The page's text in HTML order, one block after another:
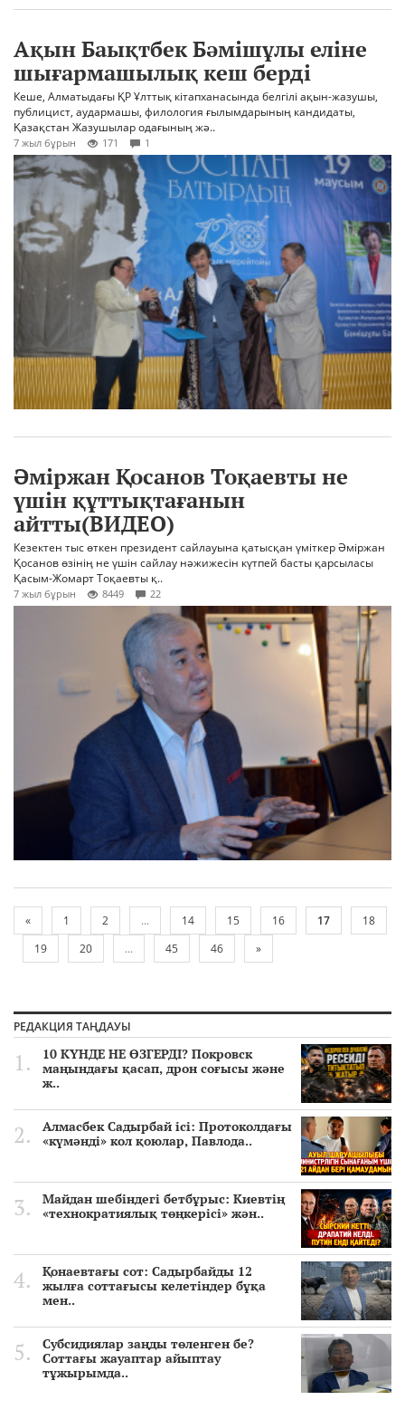
Ақын Баықтбек Бәмішұлы еліне
шығармашылық кеш берді
Кеше, Алматыдағы ҚР Ұлттық кітапханасында белгілі ақын-жазушы,
публицист, аудармашы, филология ғылымдарының кандидаты,
Қазақстан Жазушылар одағының жә..
7 жыл бұрын 171 1
Әміржан Қосанов Тоқаевты не
үшін құттықтағанын
айтты(ВИДЕО)
Кезектен тыс өткен президент сайлауына қатысқан үміткер Әміржан
Қосанов өзінің не үшін сайлау нәжижесін күтпей басты қарсыласы
Қасым-Жомарт Тоқаевты қ..
7 жыл бұрын 8449 22
« 1 2 ... 14 15 16 17
18
19
20 ... 45 46 »
РЕДАКЦИЯ ТАҢДАУЫ
10 КҮНДЕ НЕ ӨЗГЕРДІ? Покровск
маңындағы қасап, дрон соғысы және
ж..
Алмасбек Садырбай ісі: Протоколдағы
«күмәнді» кол қоюлар, Павлода..
Майдан шебіндегі бетбұрыс: Киевтің
«технократиялық төңкерісі» жән..
Қонаевтағы сот: Садырбайды 12
жылға соттағысы келетіндер бұқа
мен..
Субсидиялар заңды төленген бе?
Соттағы жауаптар айыптау
тұжырымда..